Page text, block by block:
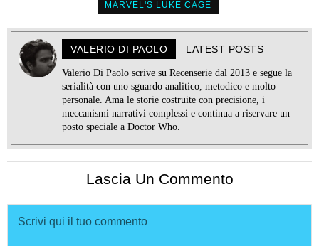
MARVEL'S LUKE CAGE
VALERIO DI PAOLO LATEST POSTS
Valerio Di Paolo scrive su Recenserie dal 2013 e segue la
serialità con uno sguardo analitico, metodico e molto
personale. Ama le storie costruite con precisione, i
meccanismi narrativi complessi e continua a riservare un
posto speciale a Doctor Who.
Lascia Un Commento